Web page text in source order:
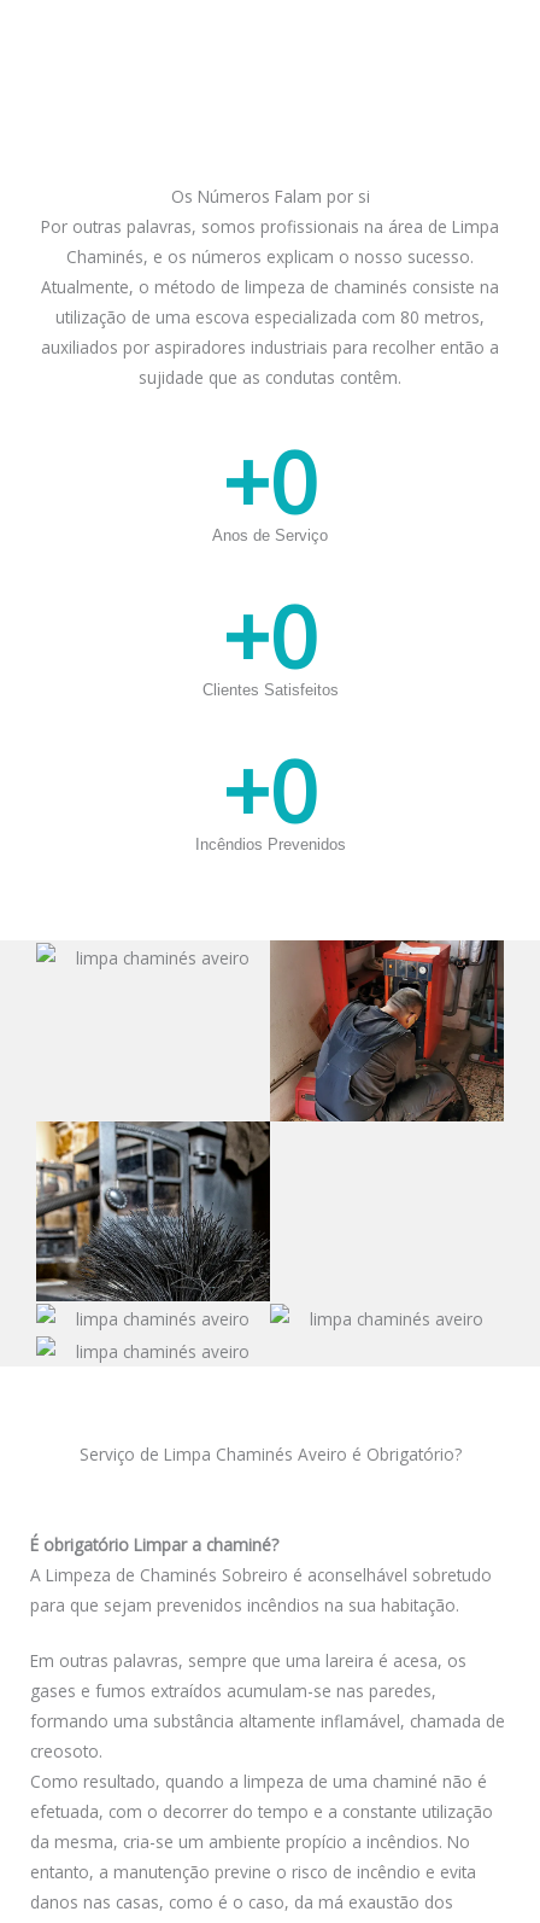
Os Números Falam por si
Por outras palavras, somos profissionais na área de Limpa
Chaminés, e os números explicam o nosso sucesso.
Atualmente, o método de limpeza de chaminés consiste na
utilização de uma escova especializada com 80 metros,
auxiliados por aspiradores industriais para recolher então a
sujidade que as condutas contêm.
Anos de Serviço
+0
Clientes Satisfeitos
+0
Incêndios Prevenidos
+0
Serviço de Limpa Chaminés Aveiro é Obrigatório?
É obrigatório Limpar a chaminé?
A Limpeza de Chaminés Sobreiro é aconselhável sobretudo
para que sejam prevenidos incêndios na sua habitação.
Em outras palavras, sempre que uma lareira é acesa, os
gases e fumos extraídos acumulam-se nas paredes,
formando uma substância altamente inflamável, chamada de
creosoto.
Como resultado, quando a limpeza de uma chaminé não é
efetuada, com o decorrer do tempo e a constante utilização
da mesma, cria-se um ambiente propício a incêndios. No
entanto, a manutenção previne o risco de incêndio e evita
danos nas casas, como é o caso, da má exaustão dos